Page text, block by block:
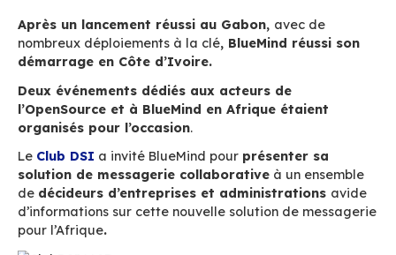
Accueil
Ressources
BlueMind lance les opérations en Côte d’Ivoire
Après un lancement réussi au Gabon,
nombreux déploiements à la clé, BlueMind
démarrage en Côte d’Ivoire.
Deux événements dédiés aux acteurs de